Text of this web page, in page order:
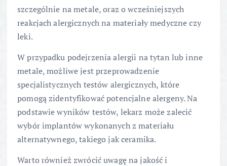
szczególnie na metale, oraz o wcześniejszych
reakcjach alergicznych na materiały medyczne czy
leki.
W przypadku podejrzenia alergii na tytan lub inne
metale, możliwe jest przeprowadzenie
specjalistycznych testów alergicznych, które
pomogą zidentyfikować potencjalne alergeny. Na
podstawie wyników testów, lekarz może zalecić
wybór implantów wykonanych z materiału
alternatywnego, takiego jak ceramika.
Warto również zwrócić uwagę na jakość i